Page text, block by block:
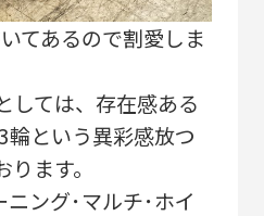
てあるので割愛しま
しては、存在感ある
という異彩感放つ
ます。
ング･マルチ･ホイ